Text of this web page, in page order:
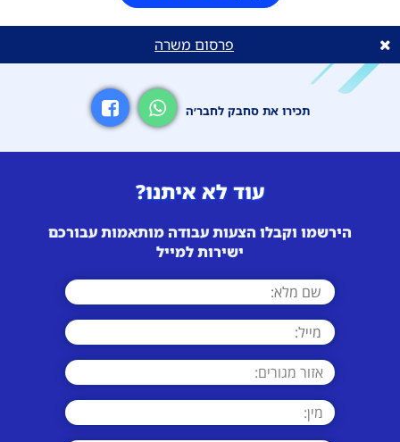
פרסום משרה
תכירו את סחבק לחבר׳ה
עוד לא איתנו?
הירשמו וקבלו הצעות עבודה מותאמות עבורכם
ישירות למייל